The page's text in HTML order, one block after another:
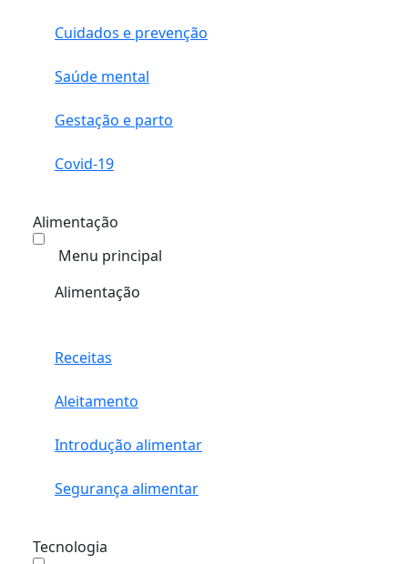
Cuidados e prevenção
Saúde mental
Gestação e parto
Covid-19
Alimentação
Menu principal
Alimentação
Receitas
Aleitamento
Introdução alimentar
Segurança alimentar
Tecnologia